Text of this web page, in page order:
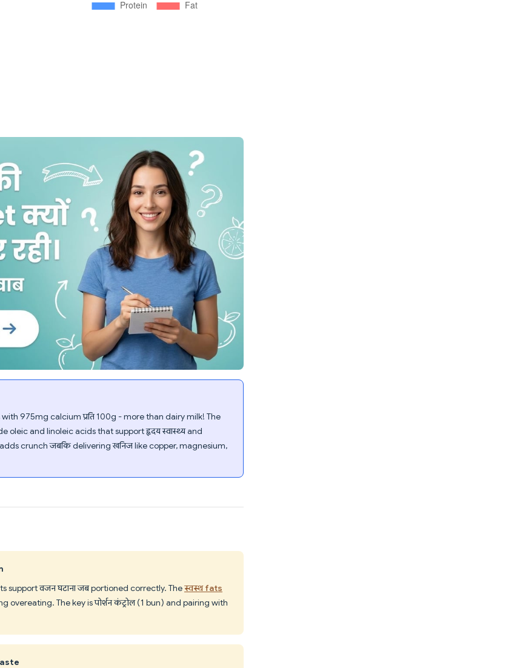
975mg calcium प्रति 100g - more than dairy milk! The
oleic and linoleic acids that support हृदय स्वास्थ्य and
crunch जबकि delivering खनिज like copper, magnesium,
support वजन घटाना जब portioned correctly. Theस्वस्थ fats
overeating. The key is पोर्शन कंट्रोल (1 bun) and pairing with